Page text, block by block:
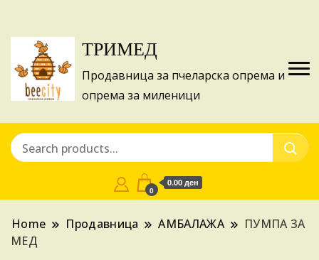
ТРИМЕД
Продавница за пчеларска опрема и
опрема за миленици
0
0.00 ден
Home Продавница АМБАЛАЖА
ПУМПА ЗА
МЕД